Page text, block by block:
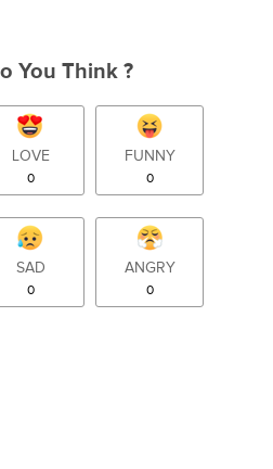
You Think ?
LOVE
0
FUNNY
0
SAD
0
ANGRY
0